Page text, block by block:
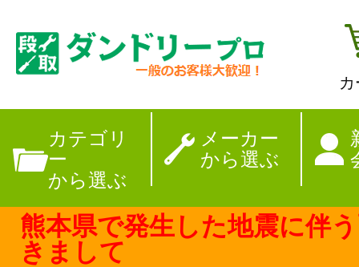
カテゴリ
ー
から選ぶ
メーカー
から選ぶ
【夏季休暇のお
熊本県で発生した地震に伴
きまして